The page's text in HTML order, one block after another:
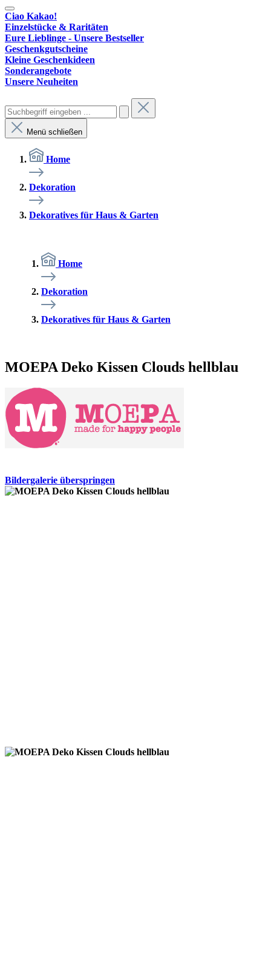
Ciao Kakao!
Einzelstücke & Raritäten
Eure Lieblinge - Unsere Bestseller
Geschenkgutscheine
Kleine Geschenkideen
Sonderangebote
Unsere Neuheiten
Menü schließen
Home
Dekoration
Dekoratives für Haus & Garten
Home
Dekoration
Dekoratives für Haus & Garten
MOEPA Deko Kissen Clouds hellblau
Bildergalerie überspringen